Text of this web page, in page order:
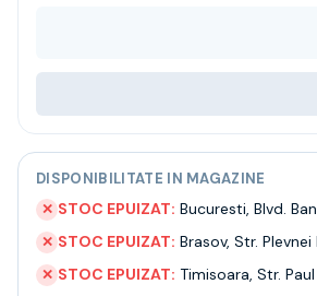
Despre noi
Livrare
Termeni si conditii
Politica de confidentialitate
Intrebari frecvente
DISPONIBILITATE IN MAGAZINE
✕ STOC EPUIZAT: Bucuresti, Blvd.
✕ STOC EPUIZAT: Brasov, Str. Plevnei
✕ STOC EPUIZAT: Timisoara, Str.